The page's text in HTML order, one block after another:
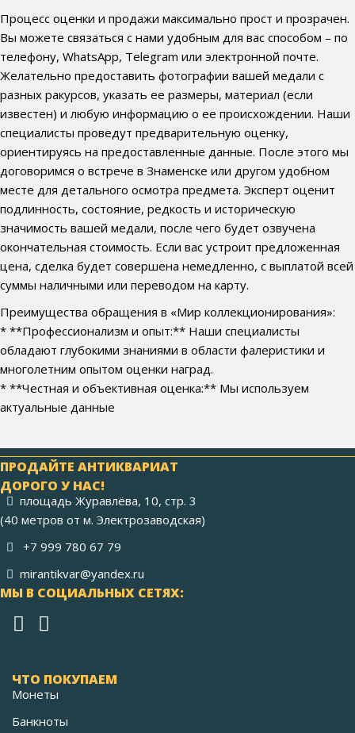
Процесс оценки и продажи максимально прост и прозрачен.
Вы можете связаться с нами удобным для вас способом – по
телефону, WhatsApp, Telegram или электронной почте.
Желательно предоставить фотографии вашей медали с
разных ракурсов, указать ее размеры, материал (если
известен) и любую информацию о ее происхождении. Наши
специалисты проведут предварительную оценку,
ориентируясь на предоставленные данные. После этого мы
договоримся о встрече в Знаменске или другом удобном
месте для детального осмотра предмета. Эксперт оценит
подлинность, состояние, редкость и историческую
значимость вашей медали, после чего будет озвучена
окончательная стоимость. Если вас устроит предложенная
цена, сделка будет совершена немедленно, с выплатой всей
суммы наличными или переводом на карту.
Преимущества обращения в «Мир коллекционирования»:
* **Профессионализм и опыт:** Наши специалисты
обладают глубокими знаниями в области фалеристики и
многолетним опытом оценки наград.
* **Честная и объективная оценка:** Мы используем
актуальные данные
ПРОДАЙТЕ АНТИКВАРИАТ
ДОРОГО У НАС!
площадь Журавлёва, 10, стр. 3
(40 метров от м. Электрозаводская)
+7 999 780 67 79
mirantikvar@yandex.ru
МЫ В СОЦИАЛЬНЫХ СЕТЯХ:
ЧТО ПОКУПАЕМ
Монеты
Банкноты